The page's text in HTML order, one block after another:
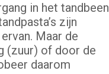
in het tandbeen
zijn
Maar de
(zuur) of door de
daarom